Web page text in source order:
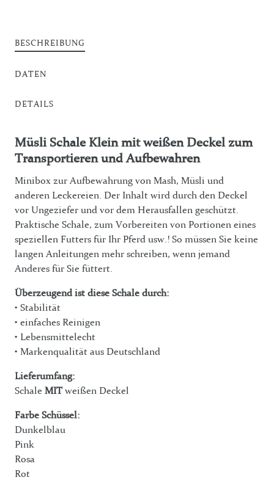
BESCHREIBUNG
DATEN
DETAILS
Müsli Schale Klein mit weißen Deckel zum
Transportieren und Aufbewahren
Minibox zur Aufbewahrung von Mash, Müsli und
anderen Leckereien. Der Inhalt wird durch den Deckel
vor Ungeziefer und vor dem Herausfallen geschützt.
Praktische Schale, zum Vorbereiten von Portionen eines
speziellen Futters für Ihr Pferd usw.! So müssen Sie keine
langen Anleitungen mehr schreiben, wenn jemand
Anderes für Sie füttert.
Überzeugend ist diese Schale durch:
• Stabilität
• einfaches Reinigen
• Lebensmittelecht
• Markenqualität aus Deutschland
Lieferumfang:
Schale MITweißen Deckel
Farbe Schüssel:
Dunkelblau
Pink
Rosa
Rot